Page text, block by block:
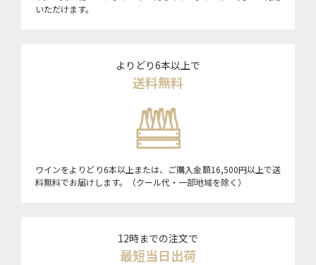
いただけます。
よりどり6本以上で
送料無料
ワインをよりどり6本以上または、ご購入金額16,500円以上で送
料無料でお届けします。（クール代・一部地域を除く）
12時までの注文で
最短当日出荷